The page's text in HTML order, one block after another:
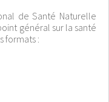
de Santé Naturelle
général sur la santé
formats :